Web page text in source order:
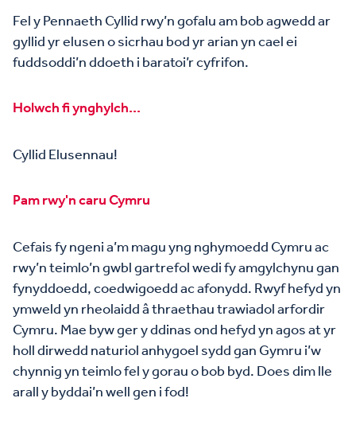
Fel y Pennaeth Cyllid rwy’n gofalu am bob agwedd ar
gyllid yr elusen o sicrhau bod yr arian yn cael ei
fuddsoddi’n ddoeth i baratoi’r cyfrifon.
Holwch fi ynghylch...
Cyllid Elusennau!
Pam rwy'n caru Cymru
Cefais fy ngeni a’m magu yng nghymoedd Cymru ac
rwy’n teimlo’n gwbl gartrefol wedi fy amgylchynu gan
fynyddoedd, coedwigoedd ac afonydd. Rwyf hefyd yn
ymweld yn rheolaidd â thraethau trawiadol arfordir
Cymru. Mae byw ger y ddinas ond hefyd yn agos at yr
holl dirwedd naturiol anhygoel sydd gan Gymru i’w
chynnig yn teimlo fel y gorau o bob byd. Does dim lle
arall y byddai’n well gen i fod!